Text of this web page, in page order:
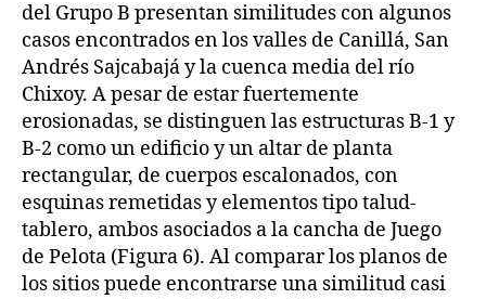
del Grupo B presentan similitudes con algunos
casos encontrados en los valles de Canillá, San
Andrés Sajcabajá y la cuenca media del río
Chixoy. A pesar de estar fuertemente
erosionadas, se distinguen las estructuras B-1 y
B-2 como un edificio y un altar de planta
rectangular, de cuerpos escalonados, con
esquinas remetidas y elementos tipo talud-
tablero, ambos asociados a la cancha de Juego
de Pelota (Figura 6). Al comparar los planos de
los sitios puede encontrarse una similitud casi